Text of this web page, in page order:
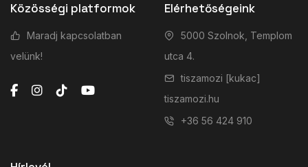
Közösségi platformok
Maradj kapcsolatban
velünk!
Elérhetőségeink
5000 Szolnok, Templom
utca 4.
tiszamozi [kukac]
tiszamozi.hu
+36 56 424 910